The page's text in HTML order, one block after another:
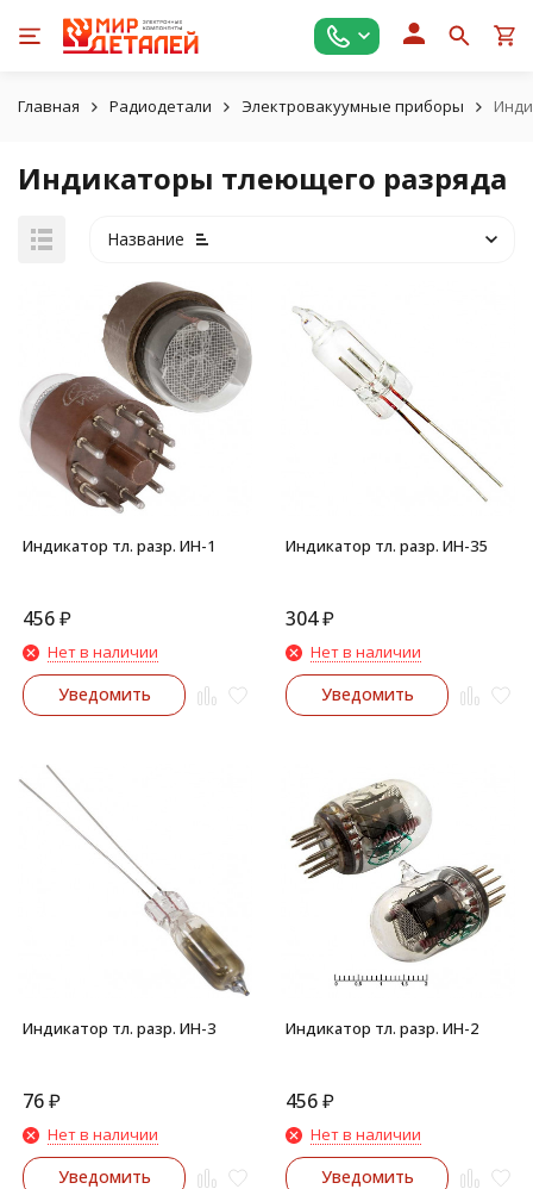
Главная Радиодетали Электровакуумные приборы
Индикаторы тлеющего разряда
Название
Индикатор тл. разр. ИН-1
456₽
Нет в наличии
Уведомить
Индикатор тл. разр. ИН-35
304₽
Нет в наличии
Уведомить
Индикатор тл. разр. ИН-3
76₽
Нет в наличии
Уведомить
Индикатор тл. разр. ИН-2
456₽
Нет в наличии
Уведомить